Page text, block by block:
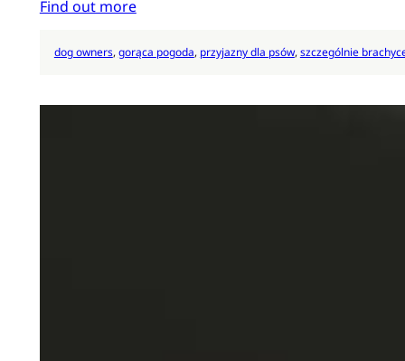
Find out more
dog owners, gorąca pogoda, przyjazny dla psów, szczególnie